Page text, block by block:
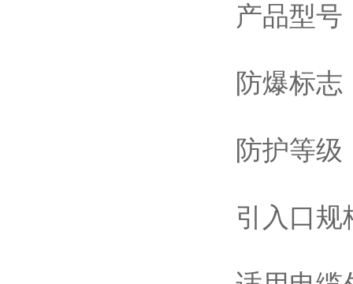
产品型号
防爆标志
防护等级
引入口规